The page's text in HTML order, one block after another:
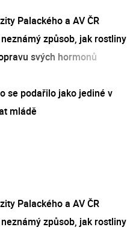
Palackého a AV ČR
způsob, jak rostliny
svých hormonů
se podařilo jako jediné v
mládě
Palackého a AV ČR
způsob, jak rostliny